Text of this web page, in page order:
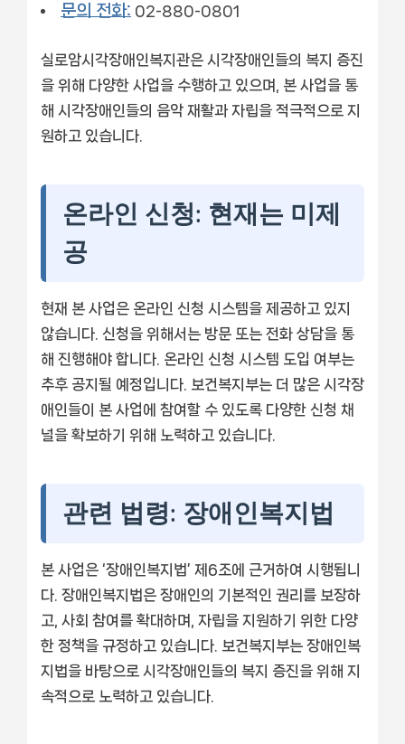
문의 전화: 02-880-0801
실로암시각장애인복지관은 시각장애인들의 복지 증진
을 위해 다양한 사업을 수행하고 있으며, 본 사업을 통
해 시각장애인들의 음악 재활과 자립을 적극적으로 지
원하고 있습니다.
온라인 신청: 현재는 미제
공
현재 본 사업은 온라인 신청 시스템을 제공하고 있지
않습니다. 신청을 위해서는 방문 또는 전화 상담을 통
해 진행해야 합니다. 온라인 신청 시스템 도입 여부는
추후 공지될 예정입니다. 보건복지부는 더 많은 시각장
애인들이 본 사업에 참여할 수 있도록 다양한 신청 채
널을 확보하기 위해 노력하고 있습니다.
관련 법령: 장애인복지법
본 사업은 ‘장애인복지법’ 제6조에 근거하여 시행됩니
다. 장애인복지법은 장애인의 기본적인 권리를 보장하
고, 사회 참여를 확대하며, 자립을 지원하기 위한 다양
한 정책을 규정하고 있습니다. 보건복지부는 장애인복
지법을 바탕으로 시각장애인들의 복지 증진을 위해 지
속적으로 노력하고 있습니다.